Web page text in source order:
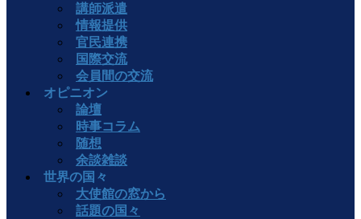
講師派遣
情報提供
官民連携
国際交流
会員間の交流
オピニオン
論壇
時事コラム
随想
余談雑談
世界の国々
大使館の窓から
話題の国々